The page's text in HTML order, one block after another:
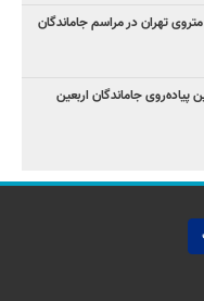
مسافر با متروی تهران در مراسم جاماندگان
پیاده‌روی جاماندگان اربعین